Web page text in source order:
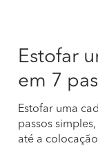
Estofar
em 7
Estofar uma
passos
até a